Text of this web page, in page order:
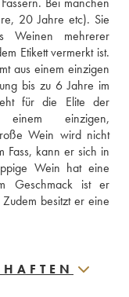
20 Jahre etc). Sie
Weinen mehrerer
Etikett vermerkt ist.
aus einem einzigen
bis zu 6 Jahre im
für die Elite der
einzigen,
Wein wird nicht
Fass, kann er sich in
Wein hat eine
Geschmack ist er
besitzt er eine